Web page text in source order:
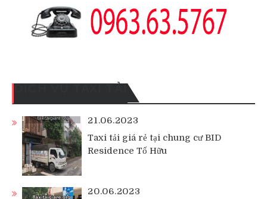
21.06.2023
Taxi tải giá rẻ tại chung cư BID
Residence Tố Hữu
20.06.2023